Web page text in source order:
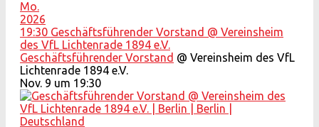
Mo.
2026
19:30 Geschäftsführender Vorstand @ Vereinsheim
des VfL Lichtenrade 1894 e.V.
Geschäftsführender Vorstand @ Vereinsheim des VfL
Lichtenrade 1894 e.V.
Nov. 9 um 19:30